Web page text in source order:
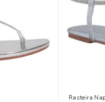
Rasteira